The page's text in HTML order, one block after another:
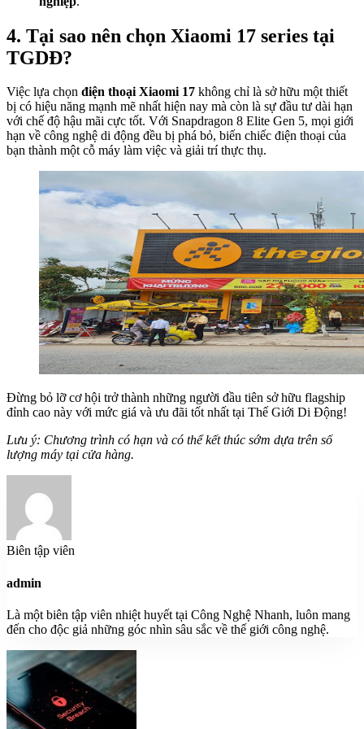
4. Tại sao nên chọn Xiaomi 17 series tại
TGDĐ?
Việc lựa chọn điện thoại Xiaomi 17 không chỉ là sở hữu một thiết
bị có hiệu năng mạnh mẽ nhất hiện nay mà còn là sự đầu tư dài hạn
với chế độ hậu mãi cực tốt. Với Snapdragon 8 Elite Gen 5, mọi giới
hạn về công nghệ di động đều bị phá bỏ, biến chiếc điện thoại của
bạn thành một cỗ máy làm việc và giải trí thực thụ.
Đừng bỏ lỡ cơ hội trở thành những người đầu tiên sở hữu flagship
đỉnh cao này với mức giá và ưu đãi tốt nhất tại Thế Giới Di Động!
Lưu ý: Chương trình có hạn và có thể kết thúc sớm dựa trên số
lượng máy tại cửa hàng.
Biên tập viên
admin
Là một biên tập viên nhiệt huyết tại Công Nghệ Nhanh, luôn mang
đến cho độc giả những góc nhìn sâu sắc về thế giới công nghệ.